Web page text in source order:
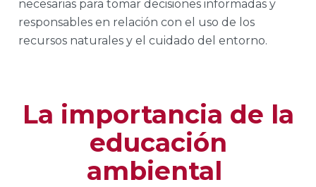
necesarias para tomar decisiones informadas y
responsables en relación con el uso de los
recursos naturales y el cuidado del entorno.
La importancia de la
educación
ambiental